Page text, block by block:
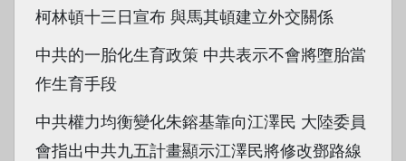
柯林頓十三日宣布 與馬其頓建立外交關係
中共的一胎化生育政策 中共表示不會將墮胎當
作生育手段
中共權力均衡變化朱鎔基靠向江澤民 大陸委員
會指出中共九五計畫顯示江澤民將修改鄧路線